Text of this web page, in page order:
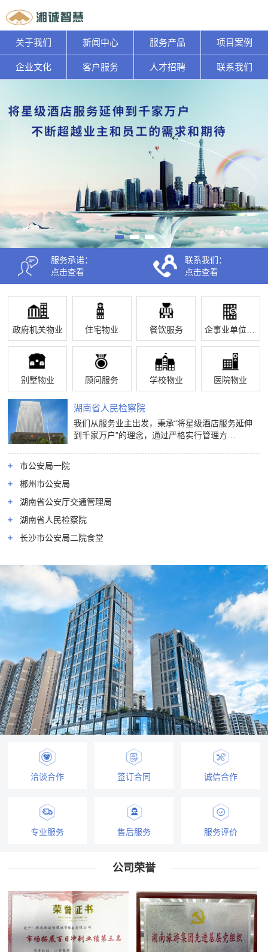
关于我们 新闻中心 服务产品 项目案例
企业文化 客户服务 人才招聘 联系我们
服务承诺：
点击查看
联系我们：
点击查看
政府机关物业 住宅物业 餐饮服务
别墅物业 顾问服务 学校物业 医院物业
湖南省人民检察院
我们从服务业主出发，秉承“将星级酒店服务延伸
到千家万户”的理念，通过严格实行管理方…
市公安局一院
郴州市公安局
湖南省公安厅交通管理局
湖南省人民检察院
长沙市公安局二院食堂
洽谈合作 签订合同 诚信合作
专业服务 售后服务 服务评价
公司荣誉